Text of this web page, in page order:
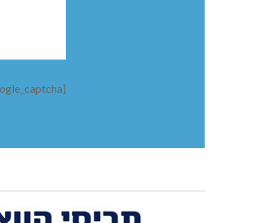
[bws_google_captcha]